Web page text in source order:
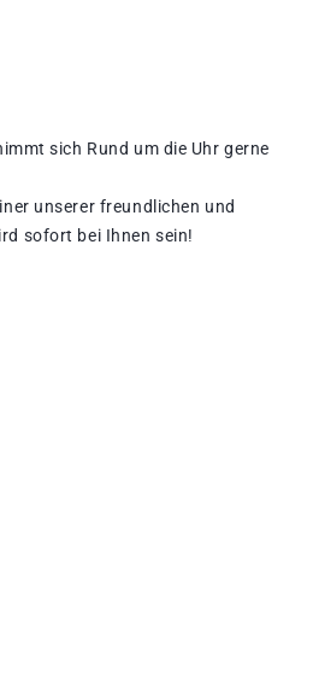
sich Rund um die Uhr gerne
unserer freundlichen und
sofort bei Ihnen sein!